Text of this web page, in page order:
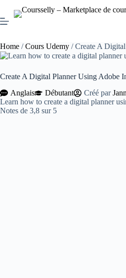
content
Home /Cours Udemy / Create A
Create A Digital Planner Using Adobe
Anglais
Débutant Créé par
Learn how to create a digital planner
Notes de 3,8 sur 5